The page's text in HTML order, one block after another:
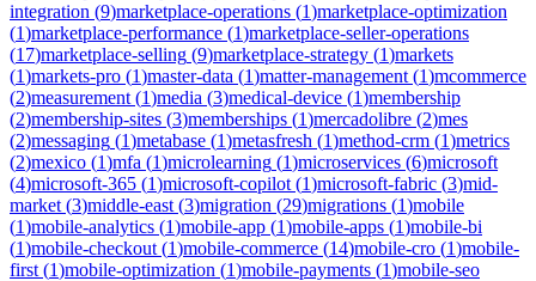
integration (9)marketplace-operations (1)marketplace-optimization
(1)marketplace-performance (1)marketplace-seller-operations
(17)marketplace-selling (9)marketplace-strategy (1)markets
(1)markets-pro (1)master-data (1)matter-management (1)mcommerce
(2)measurement (1)media (3)medical-device (1)membership
(2)membership-sites (3)memberships (1)mercadolibre (2)mes
(2)messaging (1)metabase (1)metasfresh (1)method-crm (1)metrics
(2)mexico (1)mfa (1)microlearning (1)microservices (6)microsoft
(4)microsoft-365 (1)microsoft-copilot (1)microsoft-fabric (3)mid-
market (3)middle-east (3)migration (29)migrations (1)mobile
(1)mobile-analytics (1)mobile-app (1)mobile-apps (1)mobile-bi
(1)mobile-checkout (1)mobile-commerce (14)mobile-cro (1)mobile-
first (1)mobile-optimization (1)mobile-payments (1)mobile-seo